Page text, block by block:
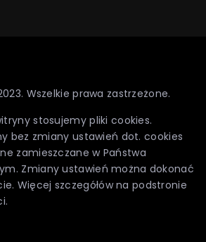
Wszelkie prawa zastrzeżone.
stosujemy pliki cookies.
bez zmiany ustawień dot. cookies
zamieszczane w Państwa
Zmiany ustawień można dokonać
Więcej szczegółów na podstronie
.